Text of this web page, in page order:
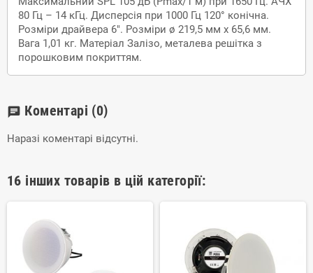
80 Гц – 14 кГц. Дисперсія при 1000 Гц 120° конічна.
Розміри драйвера 6". Розміри ø 219,5 мм x 65,6 мм.
Вага 1,01 кг. Матеріал Залізо, металева решітка з
порошковим покриттям.
chat Коментарі (0)
Наразі коментарі відсутні.
16 інших товарів в цій категорії: